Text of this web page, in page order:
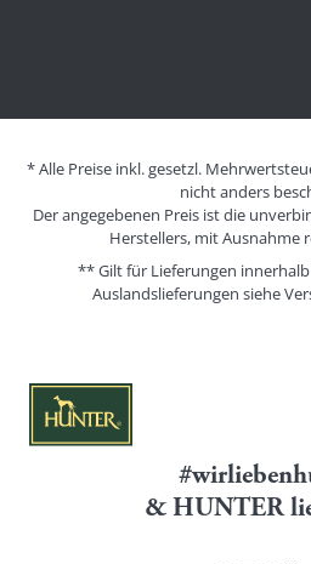
* Alle Preise inkl. gesetzl.
nicht anders
Der angegebenen Preis ist die
Herstellers, mit Ausnahme
** Gilt für Lieferungen
Auslandslieferungen siehe
& HUNTER